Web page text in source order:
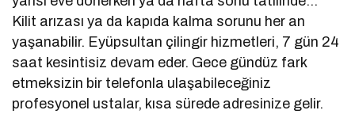
Kilit arızası ya da kapıda kalma sorunu her an
yaşanabilir. Eyüpsultan çilingir hizmetleri, 7 gün 24
saat kesintisiz devam eder. Gece gündüz fark
etmeksizin bir telefonla ulaşabileceğiniz
profesyonel ustalar, kısa sürede adresinize gelir.